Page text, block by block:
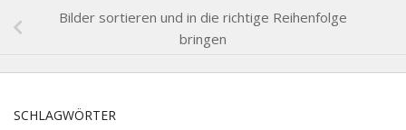
Bilder sortieren und in die richtige Reihenfolge
bringen
SCHLAGWÖRTER